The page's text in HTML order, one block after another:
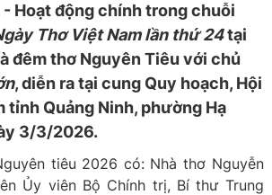
Hoạt động chính trong chuỗi
Thơ Việt Nam lần thứ 24tại
đêm thơ Nguyên Tiêu với chủ
, diễn ra tại cung Quy hoạch, Hội
tỉnh Quảng Ninh, phường Hạ
3/3/2026.
tiêu 2026 có: Nhà thơ Nguyễn
Ủy viên Bộ Chính trị, Bí thư Trung